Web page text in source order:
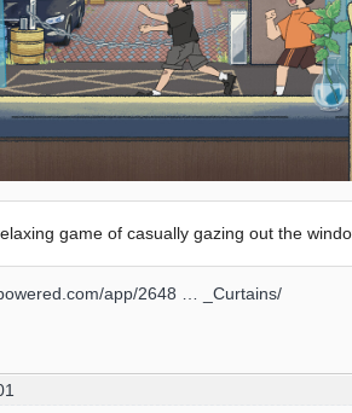
game of casually gazing out the
app/2648 … _Curtains/